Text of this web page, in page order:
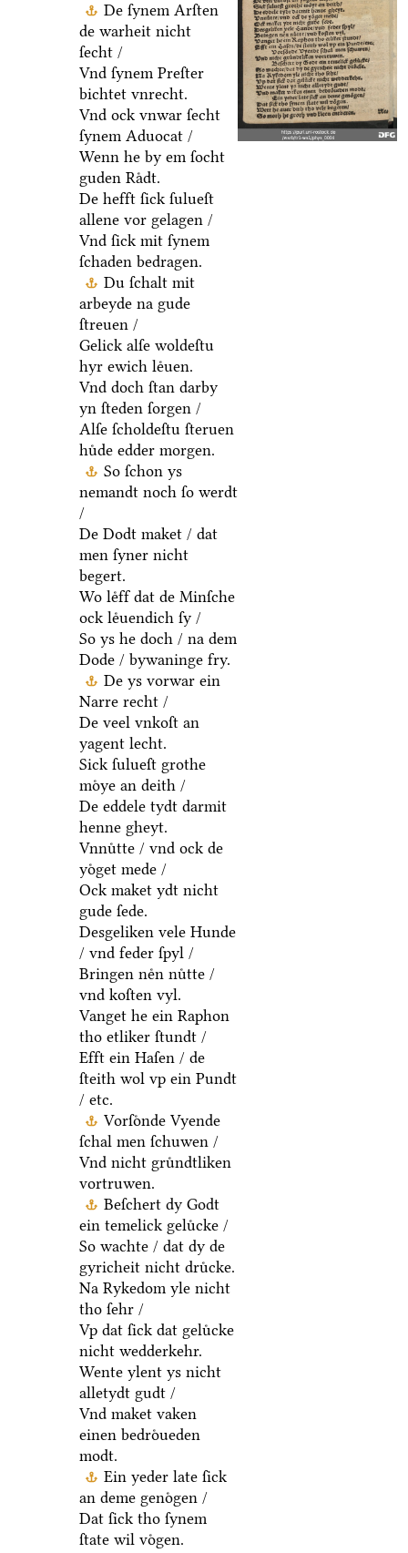
De ſynem Arſten
de warheit nicht
ſecht /
Vnd ſynem Preſter
bichtet vnrecht.
Vnd ock vnwar ſecht
ſynem Aduocat /
Wenn he by em ſocht
guden Raͤdt.
De hefft ſick ſulueſt
allene vor gelagen /
Vnd ſick mit ſynem
ſchaden bedragen.
Du ſchalt mit
arbeyde na gude
ſtreuen /
Gelick alſe woldeſtu
hyr ewich leͤuen.
Vnd doch ſtan darby
yn ſteden ſorgen /
Alſe ſcholdeſtu ſteruen
huͤde edder morgen.
So ſchon ys
nemandt noch ſo werdt
/
De Dodt maket / dat
men ſyner nicht
begert.
Wo leͤff dat de Minſche
ock leͤuendich ſy /
So ys he doch / na dem
Dode / bywaninge fry.
De ys vorwar ein
Narre recht /
De veel vnkoſt an
yagent lecht.
Sick ſulueſt grothe
moͤye an deith /
De eddele tydt darmit
henne gheyt.
Vnnuͤtte / vnd ock de
yoͤget mede /
Ock maket ydt nicht
gude ſede.
Desgeliken vele Hunde
/ vnd feder ſpyl /
Bringen neͤn nuͤtte /
vnd koſten vyl.
Vanget he ein Raphon
tho etliker ſtundt /
Efft ein Haſen / de
ſteith wol vp ein Pundt
/ etc.
Vorſoͤnde Vyende
ſchal men ſchuwen /
Vnd nicht gruͤndtliken
vortruwen.
Beſchert dy Godt
ein temelick geluͤcke /
So wachte / dat dy de
gyricheit nicht druͤcke.
Na Rykedom yle nicht
tho ſehr /
Vp dat ſick dat geluͤcke
nicht wedderkehr.
Wente ylent ys nicht
alletydt gudt /
Vnd maket vaken
einen bedroͤueden
modt.
Ein yeder late ſick
an deme genoͤgen /
Dat ſick tho ſynem
ſtate wil voͤgen.